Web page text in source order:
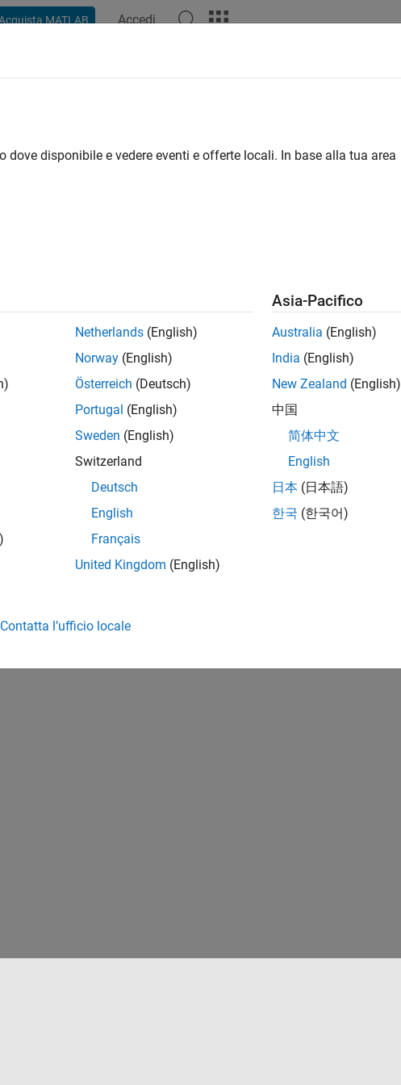
MATLAB Accedi
disponibile e vedere eventi e offerte locali. In base alla tua area
Netherlands (English)
Norway (English)
Österreich (Deutsch)
Portugal (English)
Sweden (English)
Switzerland
Deutsch
English
Français
United Kingdom (English)
Asia-Pacifico
Australia (English)
India (English)
New Zealand (English)
中国
简体中文
English
日本 (日本語)
한국 (한국어)
Contatta l’ufficio locale